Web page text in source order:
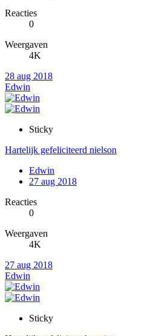
Reacties
0
Weergaven
4K
28 aug 2018
Edwin
Sticky
Hartelijk gefeliciteerd nielson
Edwin
27 aug 2018
Reacties
0
Weergaven
4K
27 aug 2018
Edwin
Sticky